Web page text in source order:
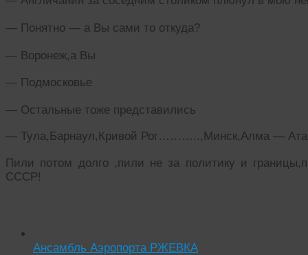
— Понятно — а Вы сами то откуда?
— Воронеж,а Вы
— Подмосковье
— Остальные тоже представились
— Тула,Барнаул,Кривой Рог………..,Минск,Алма —
Пили потом долго ,пили не за политику и
СССР!
Ансамбль Аэропорта РЖЕВКА